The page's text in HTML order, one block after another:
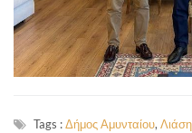
Tags :Δήμος Αμυνταίου,